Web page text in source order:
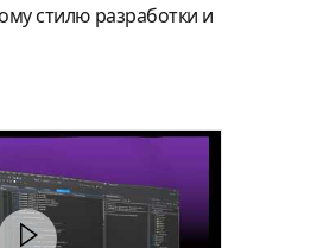
стилю разработки и